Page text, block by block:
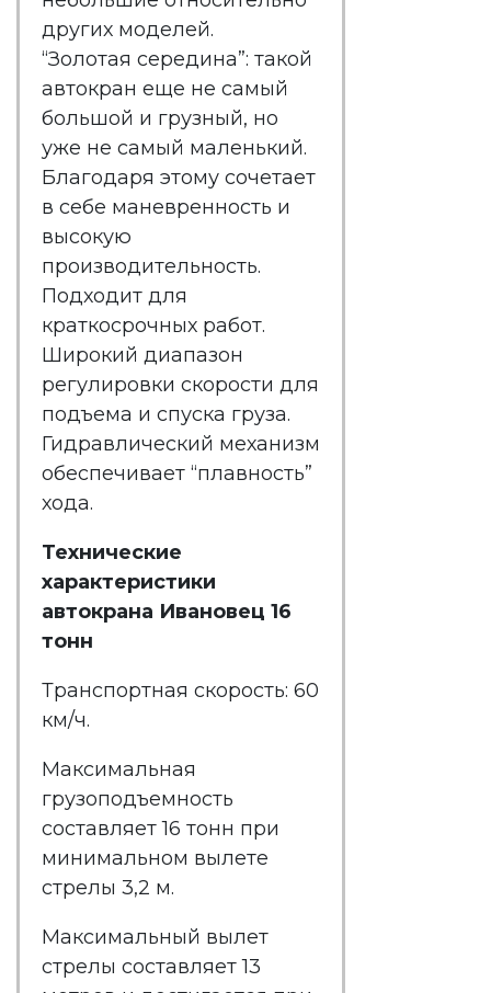
других моделей.
“Золотая середина”: такой
автокран еще не самый
большой и грузный, но
уже не самый маленький.
Благодаря этому сочетает
в себе маневренность и
высокую
производительность.
Подходит для
краткосрочных работ.
Широкий диапазон
регулировки скорости для
подъема и спуска груза.
Гидравлический механизм
обеспечивает “плавность”
хода.
Технические
характеристики
автокрана Ивановец 16
тонн
Транспортная скорость: 60
км/ч.
Максимальная
грузоподъемность
составляет 16 тонн при
минимальном вылете
стрелы 3,2 м.
Максимальный вылет
стрелы составляет 13